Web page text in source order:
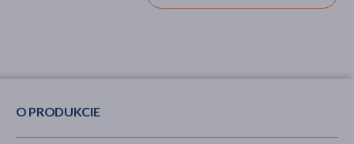
O PRODUKCIE